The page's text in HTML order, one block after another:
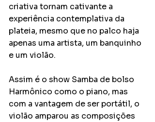
criativa tornam cativante a
experiência contemplativa da
plateia, mesmo que no palco haja
apenas uma artista, um banquinho
e um violão.
Assim é o show Samba de bolso
Harmônico como o piano, mas
com a vantagem de ser portátil, o
violão amparou as composições